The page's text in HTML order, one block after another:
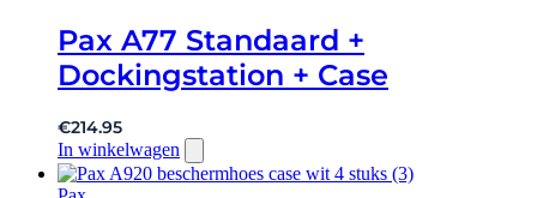
Pax A77 Standaard +
Dockingstation + Case
€214.95
In winkelwagen